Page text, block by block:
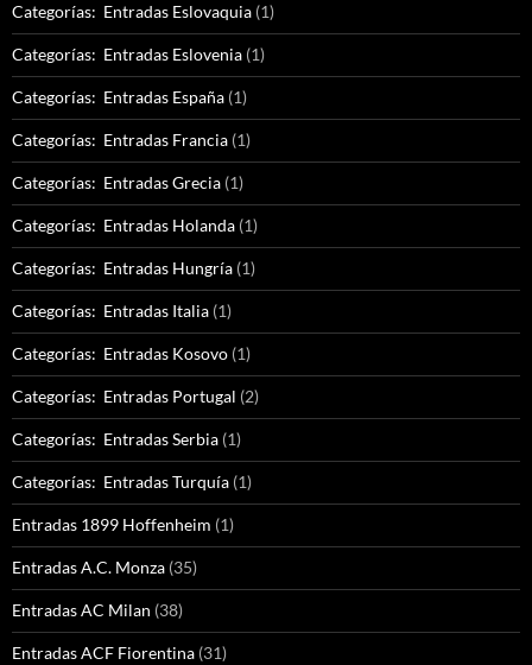
Categorías: Entradas Eslovaquia (1)
Categorías: Entradas Eslovenia (1)
Categorías: Entradas España (1)
Categorías: Entradas Francia (1)
Categorías: Entradas Grecia (1)
Categorías: Entradas Holanda (1)
Categorías: Entradas Hungría (1)
Categorías: Entradas Italia (1)
Categorías: Entradas Kosovo (1)
Categorías: Entradas Portugal (2)
Categorías: Entradas Serbia (1)
Categorías: Entradas Turquía (1)
Entradas 1899 Hoffenheim (1)
Entradas A.C. Monza (35)
Entradas AC Milan (38)
Entradas ACF Fiorentina (31)